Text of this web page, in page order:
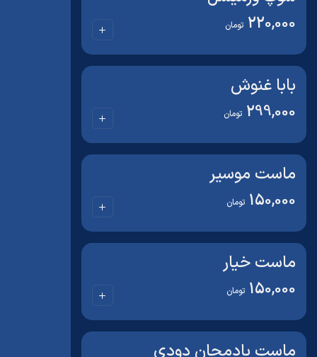
220,000 تومان
بابا غنوش
299,000 تومان
ماست موسیر
150,000 تومان
ماست خیار
150,000 تومان
ماست بادمجان دودی